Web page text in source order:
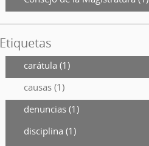
Etiquetas
carátula (1)
causas (1)
denuncias (1)
disciplina (1)